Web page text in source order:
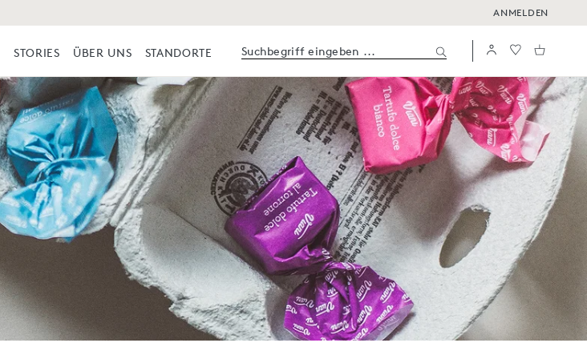
ANMELDEN
STORIES ÜBER UNS STANDORTE